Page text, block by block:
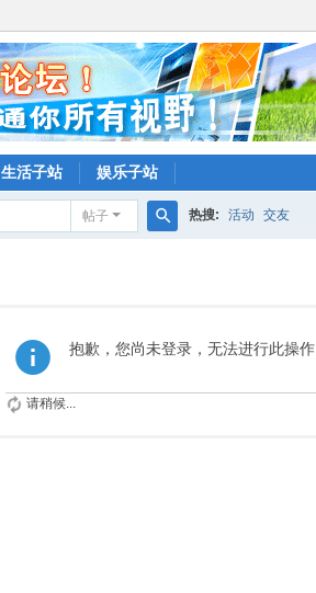
生活子站 娱乐子站
帖子 热搜: 活动 交友
抱歉，您尚未登录，无法进行此操作
请稍候...